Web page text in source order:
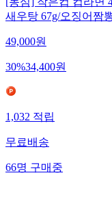
[농심] 작은컵 컵라면
새우탕 67g/오징어짬
49,000원
30%34,400원
1,032적립
무료배송
66명구매중